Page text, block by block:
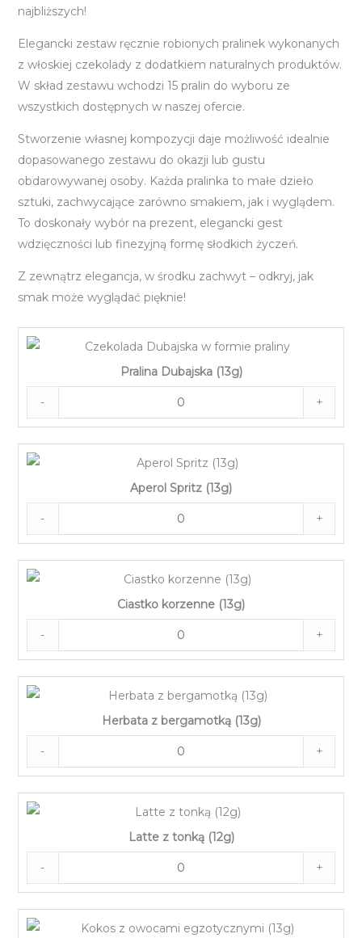
najbliższych!
Elegancki zestaw ręcznie robionych pralinek wykonanych
z włoskiej czekolady z dodatkiem naturalnych produktów.
W skład zestawu wchodzi 15 pralin do wyboru ze
wszystkich dostępnych w naszej ofercie.
Stworzenie własnej kompozycji daje możliwość idealnie
dopasowanego zestawu do okazji lub gustu
obdarowywanej osoby. Każda pralinka to małe dzieło
sztuki, zachwycające zarówno smakiem, jak i wyglądem.
To doskonały wybór na prezent, elegancki gest
wdzięczności lub finezyjną formę słodkich życzeń.
Z zewnątrz elegancja, w środku zachwyt – odkryj, jak
smak może wyglądać pięknie!
Pralina Dubajska (13g)
- +
Aperol Spritz (13g)
- +
Ciastko korzenne (13g)
- +
Herbata z bergamotką (13g)
- +
Latte z tonką (12g)
- +